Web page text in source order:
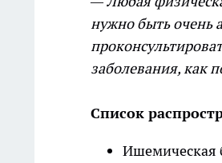
нужно быть очень
заболевания, как
Список
Ишемическая